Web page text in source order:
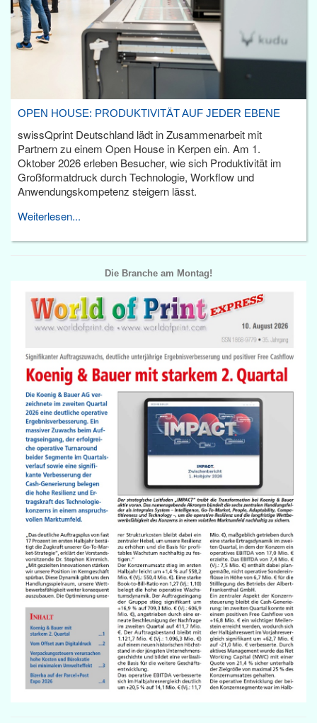
OPEN HOUSE: PRODUKTIVITÄT AUF JEDER EBENE
swissQprint Deutschland lädt in Zusammenarbeit mit
Partnern zu einem Open House in Kerpen ein. Am 1.
Oktober 2026 erleben Besucher, wie sich Produktivität im
Großformatdruck durch Technologie, Workflow und
Anwendungskompetenz steigern lässt.
Weiterlesen...
Die Branche am Montag!